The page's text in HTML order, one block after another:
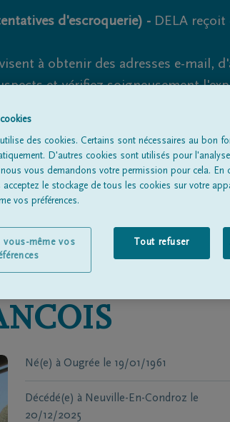
d'escroquerie) - DELA reçoit
à obtenir des adresses e-mail,
et vérifiez soigneusement
les tentatives
Tous les avis de décèsÀ propos de
Né(e) à Ougrée le 19/01/1961
Décédé(e) à Neuville-En-Condroz
le
20/12/2025
des cookies. Certains sont nécessaires au bon
D'autres cookies sont utilisés pour
vous demandons votre permission pour cela. En
le stockage de tous les cookies sur votre
vos préférences.
Tout refuser
vous-même vos